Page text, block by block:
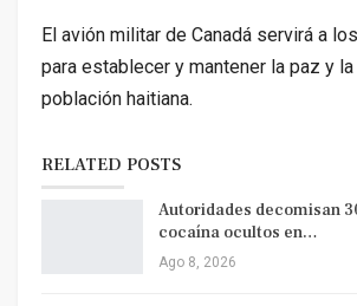
El avión militar de Canadá servirá a
para establecer y mantener la paz y
población haitiana.
RELATED POSTS
Autoridades decomisan
cocaína ocultos en…
Ago 8, 2026